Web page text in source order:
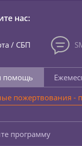
нас:
/ СБП
помощь
пожертвования -
программу